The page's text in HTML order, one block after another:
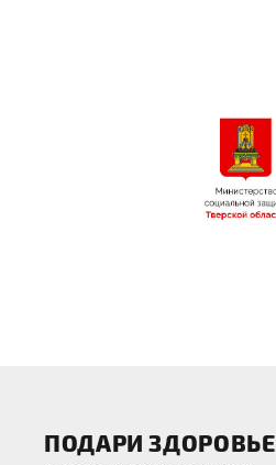
ПОДАРИ ЗДОРОВЬЕ